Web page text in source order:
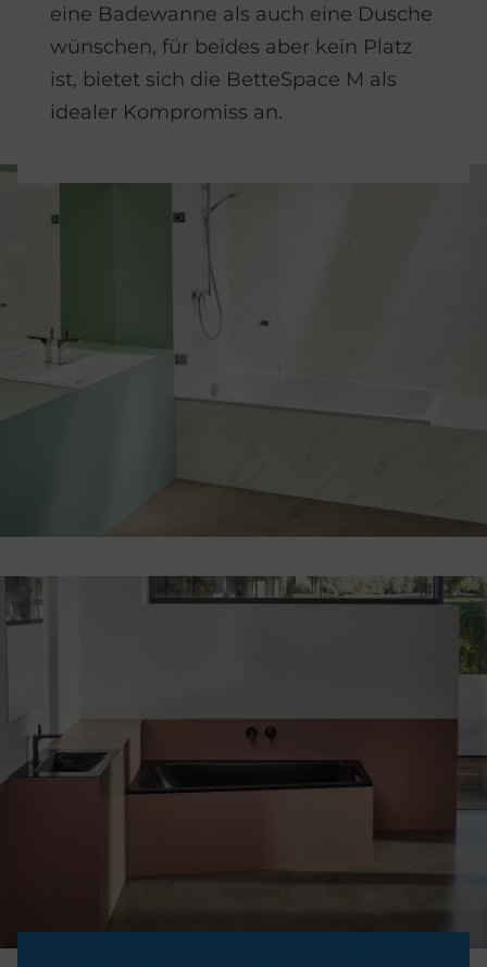
eine Badewanne als auch eine Dusche
wünschen, für beides aber kein Platz
ist, bietet sich die BetteSpace M als
idealer Kompromiss an.